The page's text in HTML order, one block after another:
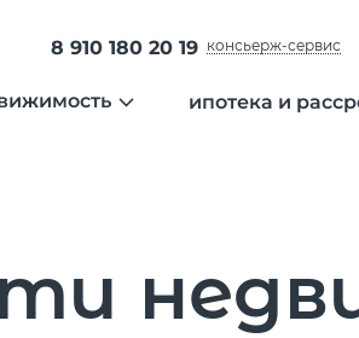
8 910 180 20 19 консьерж-сервис
предложения
ипотека и